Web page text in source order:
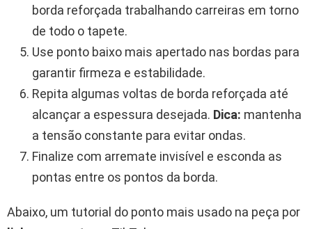
borda reforçada trabalhando carreiras em torno
de todo o tapete.
Use ponto baixo mais apertado nas bordas para
garantir firmeza e estabilidade.
Repita algumas voltas de borda reforçada até
alcançar a espessura desejada. Dica: mantenha
a tensão constante para evitar ondas.
Finalize com arremate invisível e esconda as
pontas entre os pontos da borda.
Abaixo, um tutorial do ponto mais usado na peça por